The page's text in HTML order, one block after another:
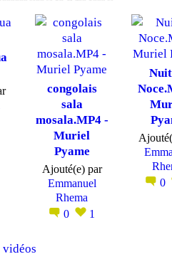
congolais
sala
mosala.MP4 -
Muriel
Pyame
Ajouté(e) par
Emmanuel
Rhema
0
1
0